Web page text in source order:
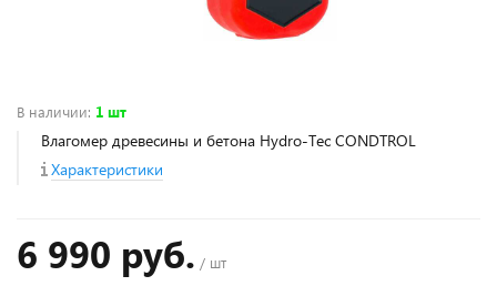
В наличии: 1 шт
Влагомер древесины и бетона Hydro-Tec CONDTROL
Характеристики
6 990 руб. / шт